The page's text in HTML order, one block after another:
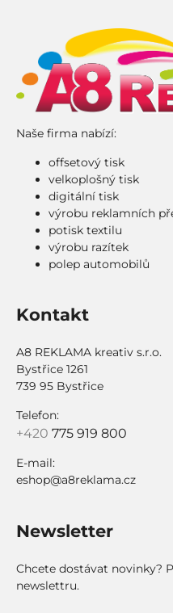
Naše firma nabízí:
offsetový tisk
velkoplošný tisk
digitální tisk
výrobu reklamních
potisk textilu
výrobu razítek
polep automobilů
Kontakt
A8 REKLAMA kreativ s.r.o.
Bystřice 1261
739 95 Bystřice
Telefon:
+420 775 919 800
E-mail:
eshop@a8reklama.cz
Newsletter
Chcete dostávat novinky?
newslettru.